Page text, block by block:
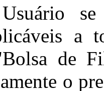
a
de
o